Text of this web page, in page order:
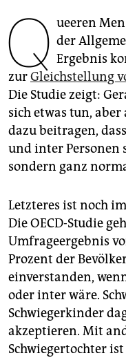
genossenschaft
epaper login
Q ueeren
der
Ergebnis
zurGleichstellung
Die Studie zeigt:
sich etwas tun,
dazu beitragen,
und inter Personen
sondern ganz
Letzteres ist noch
Die OECD-Studie
Umfrageergebnis
Prozent der
einverstanden,
oder inter wäre.
Schwiegerkinder
akzeptieren. Mit
Schwiegertochter